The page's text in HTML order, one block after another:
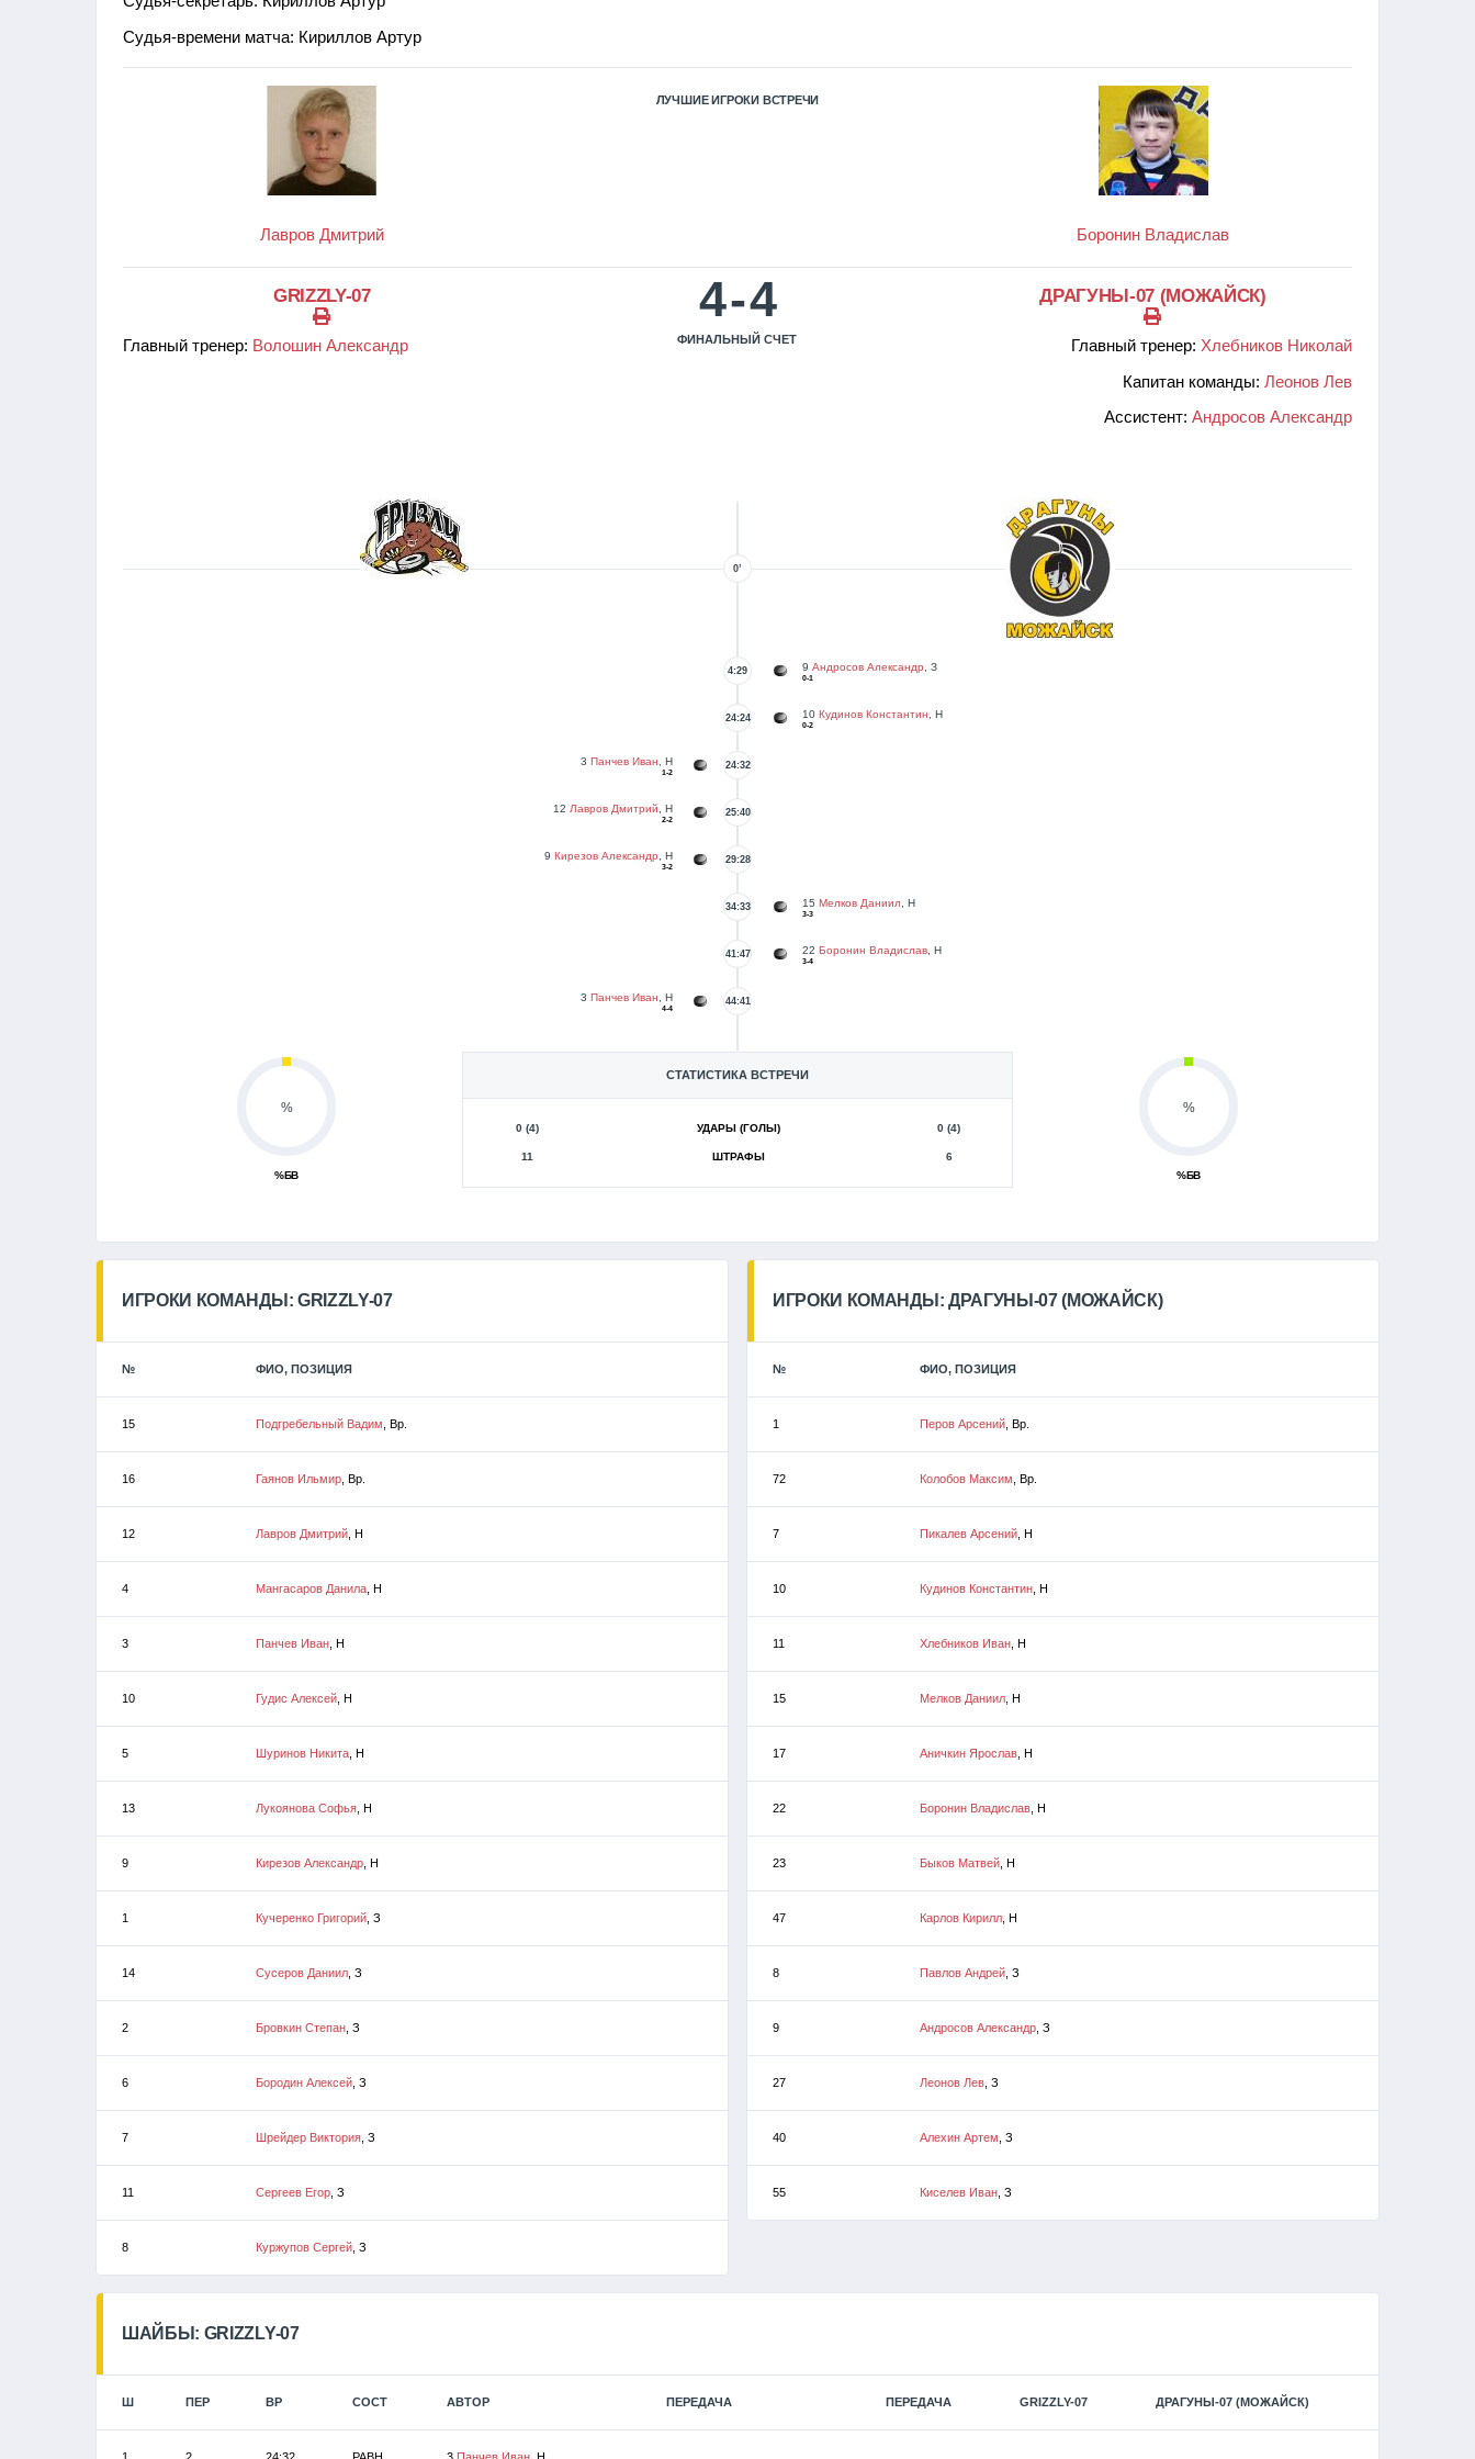
Судья-времени матча: Кириллов Артур
Лавров Дмитрий
ЛУЧШИЕ ИГРОКИ ВСТРЕЧИ
Боронин Владислав
GRIZZLY-07
Главный тренер: Волошин Александр
4-4
ФИНАЛЬНЫЙ СЧЕТ
ДРАГУНЫ-07 (МОЖАЙСК)
Главный тренер: Хлебников Николай
Капитан команды: Леонов Лев
Ассистент: Андросов Александр
0’
9 Андросов Александр , З
0-1
4:29
10 Кудинов Константин , Н
0-2
24:24
3 Панчев Иван , Н
1-2
24:32
12 Лавров Дмитрий , Н
2-2
25:40
9 Кирезов Александр , Н
3-2
29:28
15 Мелков Даниил , Н
3-3
34:33
22 Боронин Владислав , Н
3-4
41:47
3 Панчев Иван , Н
4-4
44:41
СТАТИСТИКА ВСТРЕЧИ
0 (4) УДАРЫ (ГОЛЫ) 0 (4)
11 ШТРАФЫ 6
%
%БВ
%
%БВ
ИГРОКИ КОМАНДЫ: GRIZZLY-07
№ ФИО, ПОЗИЦИЯ
15 Подгребельный Вадим , Вр.
16 Гаянов Ильмир , Вр.
12 Лавров Дмитрий , Н
4 Мангасаров Данила , Н
3 Панчев Иван , Н
10 Гудис Алексей , Н
5 Шуринов Никита , Н
13 Лукоянова Софья , Н
9 Кирезов Александр , Н
1 Кучеренко Григорий , З
14 Сусеров Даниил , З
2 Бровкин Степан , З
6 Бородин Алексей , З
7 Шрейдер Виктория , З
11 Сергеев Егор , З
8 Куржупов Сергей , З
ИГРОКИ КОМАНДЫ: ДРАГУНЫ-07 (МОЖАЙСК)
№ ФИО, ПОЗИЦИЯ
1 Перов Арсений , Вр.
72 Колобов Максим , Вр.
7 Пикалев Арсений , Н
10 Кудинов Константин , Н
11 Хлебников Иван , Н
15 Мелков Даниил , Н
17 Аничкин Ярослав , Н
22 Боронин Владислав , Н
23 Быков Матвей , Н
47 Карлов Кирилл , Н
8 Павлов Андрей , З
9 Андросов Александр , З
27 Леонов Лев , З
40 Алехин Артем , З
55 Киселев Иван , З
ШАЙБЫ: GRIZZLY-07
Ш ПЕР ВР СОСТ АВТОР ПЕРЕДАЧА ПЕРЕДАЧА GRIZZLY-07 ДРАГУНЫ-07 (МОЖАЙСК)